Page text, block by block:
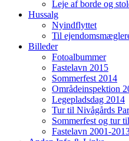
Leje af borde og
Hussalg
Nyindflyttet
Til
Billeder
Fotoalbummer
Fastelavn 2015
Sommerfest 2014
Områdeinspektion
Legepladsdag 2014
Tur til Nivågårds
Sommerfest og tur
Fastelavn 2001-